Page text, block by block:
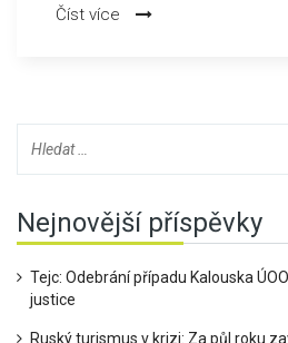
Číst více
Nejnovější příspěvky
Tejc: Odebrání případu Kalouska
justice
Ruský turismus v krizi: Za půl roku